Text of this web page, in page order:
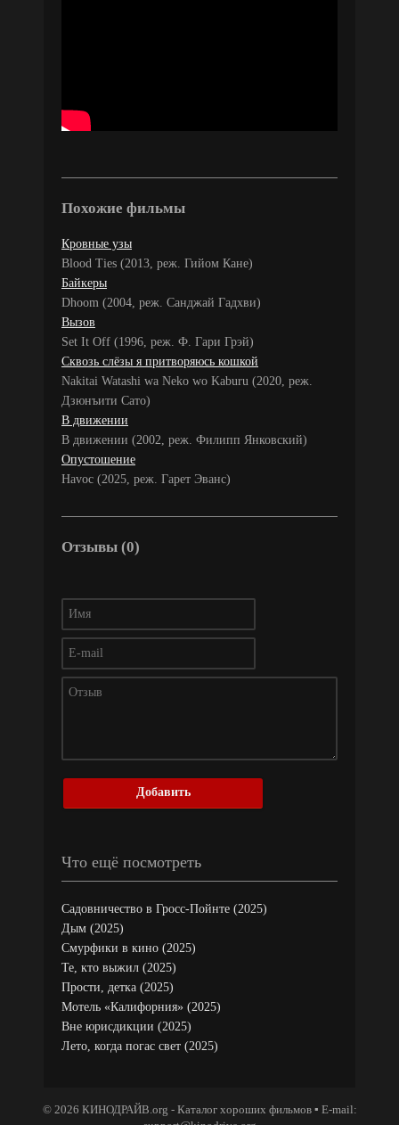
Похожие фильмы
Кровные узы
Blood Ties (2013, реж. Гийом Кане)
Байкеры
Dhoom (2004, реж. Санджай Гадхви)
Вызов
Set It Off (1996, реж. Ф. Гари Грэй)
Сквозь слёзы я притворяюсь кошкой
Nakitai Watashi wa Neko wo Kaburu (2020, реж.
Дзюнъити Сато)
В движении
В движении (2002, реж. Филипп Янковский)
Опустошение
Havoc (2025, реж. Гарет Эванс)
Отзывы (0)
Добавить
Что ещё посмотреть
Садовничество в Гросс-Пойнте (2025)
Дым (2025)
Смурфики в кино (2025)
Те, кто выжил (2025)
Прости, детка (2025)
Мотель «Калифорния» (2025)
Вне юрисдикции (2025)
Лето, когда погас свет (2025)
© 2026 КИНОДРАЙВ.org - Каталог хороших фильмов ▪ E-mail: